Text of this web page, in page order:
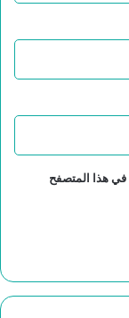
في هذا المتصفح